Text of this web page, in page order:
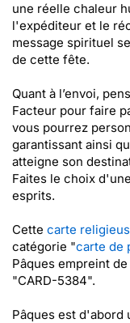
une réelle chaleur
l'expéditeur et le
message spirituel
de cette fête.
Quant à l’envoi,
Facteur pour faire
vous pourrez
garantissant ainsi
atteigne son
Faites le choix
esprits.
Cette carte
catégorie "carte de
Pâques empreint
"CARD-5384".
Pâques est d'abord